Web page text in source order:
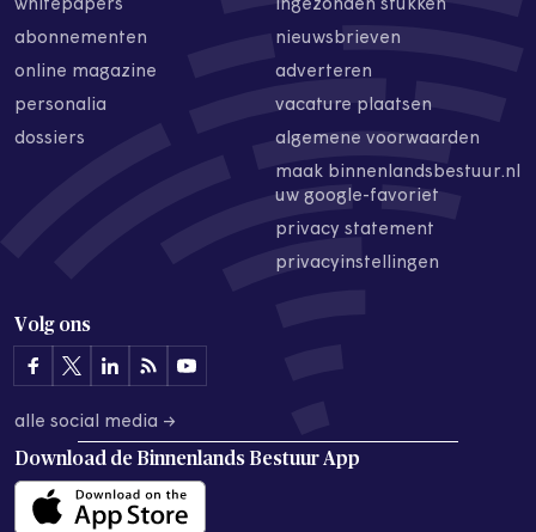
whitepapers
abonnementen
online magazine
personalia
dossiers
ingezonden stukken
nieuwsbrieven
adverteren
vacature plaatsen
algemene voorwaarden
maak binnenlandsbestuur.nl
uw google-favoriet
privacy statement
privacyinstellingen
Volg ons
alle social media →
Download de Binnenlands Bestuur App